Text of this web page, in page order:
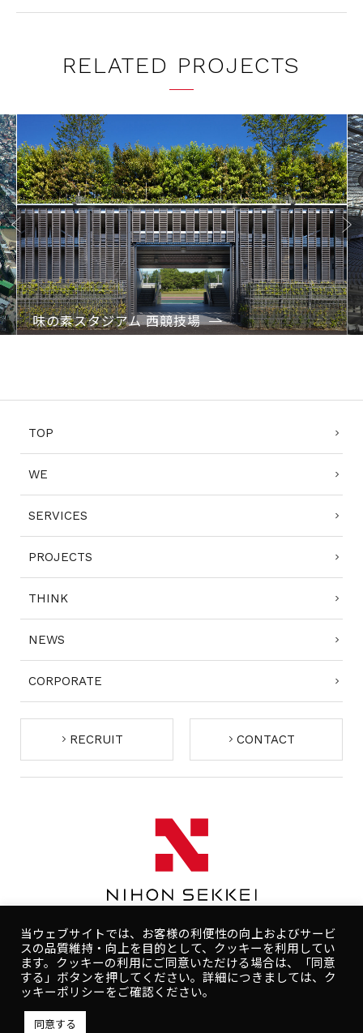
RELATED PROJECTS
Previo
us
味の素スタジアム 西競技場
Next
TOP
WE
SERVICES
PROJECTS
THINK
NEWS
CORPORATE
RECRUIT CONTACT
コンプライアンスポリシー
プライバシーポリシー
当ウェブサイトでは、お客様の利便性の向上およびサービ
スの品質維持・向上を目的として、クッキーを利用してい
ます。クッキーの利用にご同意いただける場合は、「同意
する」ボタンを押してください。詳細につきましては、ク
ッキーポリシーをご確認ください。
同意する